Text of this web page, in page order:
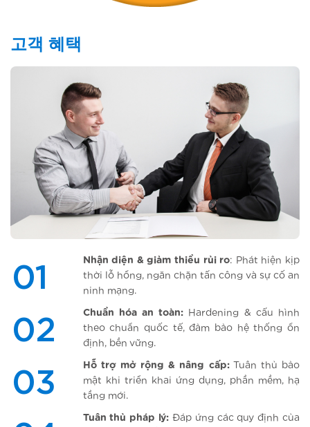
고객 혜택
01
Nhận diện &giảm thiểu rủi ro: Phát hiện kịp
thời
lỗ hổng, ngăn chặn tấn công và sự cốan
ninh mạng.
02
Chuẩn hóaantoàn: Hardening & cấu
hình
theo chuẩn quốc tế,đảm bảo hệ thống ổn
định, bền vững.
03
Hỗ trợ mở rộng & nâng cấp:Tuân thủ
bảo
mật
khi triển khai ứng dụng, phần mềm, hạ
tầng mới.
Tuânthủ pháp lý: Đáp ứng các quy định của